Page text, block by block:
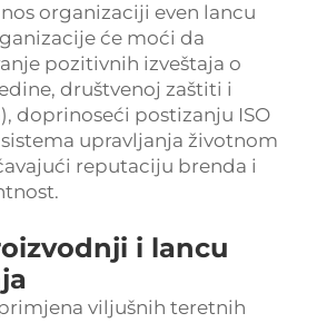
organizaciji even lancu
će moći da
pozitivnih izveštaja o
društvenoj zaštiti i
doprinoseći postizanju ISO
upravljanja životnom
reputaciju brenda i
i lancu
viljušnih teretnih